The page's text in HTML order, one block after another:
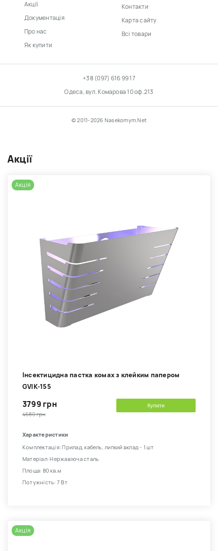
Акції
Акція
Інсектицидна пастка комах з клейким папером
GVIK-155
3799 грн
4680 грн
Купити
Характеристики
Комплектація: Прилад, кабель, липкий вклад - 1 шт
Матеріал: Нержавіюча сталь
Площа: 80 кв.м
Потужність: 7 Вт
Акція
Акції
Документація
Про нас
Як купити
Контакти
Карта сайту
Всі товари
+38 (097) 616 99 17
Одеса, вул. Комарова 10 оф.213
© 2011-2026 Nasekomym.Net